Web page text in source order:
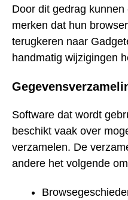
Door dit gedrag
merken dat hun
terugkeren naar
handmatig wijzigingen
Software dat wordt
beschikt vaak over
verzamelen. De
andere het volgende